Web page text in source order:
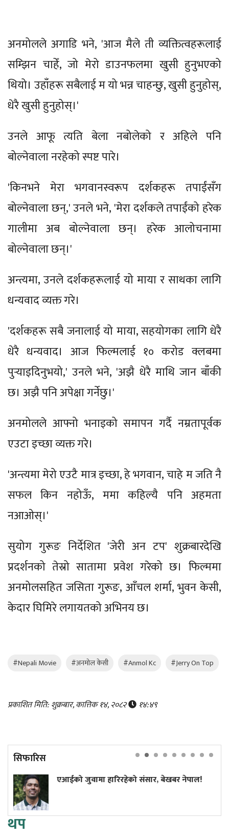
अनमोलले अगाडि भने, 'आज मैले ती व्यक्तित्वहरूलाई
सम्झिन चाहेँ, जो मेरो डाउनफलमा खुसी हुनुभएको
थियो। उहाँहरू सबैलाई म यो भन्न चाहन्छु, खुसी हुनुहोस्,
धेरै खुसी हुनुहोस्।'
उनले आफू त्यति बेला नबोलेको र अहिले पनि
बोल्नेवाला नरहेको स्पष्ट पारे।
'किनभने मेरा भगवानस्वरूप दर्शकहरू तपाईंसँग
बोल्नेवाला छन्,' उनले भने, 'मेरा दर्शकले तपाईंको हरेक
गालीमा अब बोल्नेवाला छन्। हरेक आलोचनामा
बोल्नेवाला छन्।'
अन्त्यमा, उनले दर्शकहरूलाई यो माया र साथका लागि
धन्यवाद व्यक्त गरे।
'दर्शकहरू सबै जनालाई यो माया, सहयोगका लागि धेरै
धेरै धन्यवाद। आज फिल्मलाई १० करोड क्लबमा
पुर्‍याइदिनुभयो,' उनले भने, 'अझै धेरै माथि जान बाँकी
छ। अझै पनि अपेक्षा गर्नेछु।'
अनमोलले आफ्नो भनाइको समापन गर्दै नम्रतापूर्वक
एउटा इच्छा व्यक्त गरे।
'अन्त्यमा मेरो एउटै मात्र इच्छा, हे भगवान, चाहे म जति नै
सफल किन नहोऊँ, ममा कहिल्यै पनि अहमता
नआओस्।'
सुयोग गुरूङ निर्देशित 'जेरी अन टप' शुक्रबारदेखि
प्रदर्शनको तेस्रो सातामा प्रवेश गरेको छ। फिल्ममा
अनमोलसहित जसिता गुरूङ, आँचल शर्मा, भुवन केसी,
केदार घिमिरे लगायतको अभिनय छ।
#Nepali Movie #अनमोल केसी #Anmol Kc #Jerry On Top
प्रकाशित मिति: शुक्रबार, कात्तिक १४, २०८२ १४:४९
सिफारिस
हारिरहेको संसार, बेखबर नेपाल! यी ६
थप